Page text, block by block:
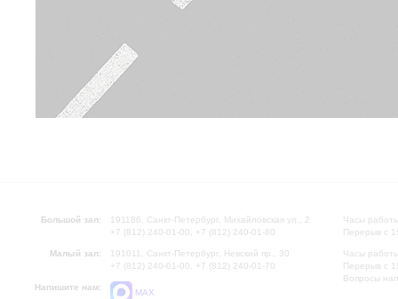
Большой зал:
191186, Санкт-Петербург, Михайловская ул., 2
+7 (812) 240-01-00, +7 (812) 240-01-80
Малый зал:
191011, Санкт-Петербург, Невский пр., 30
+7 (812) 240-01-00, +7 (812) 240-01-70
Напишите нам:
MAX
Часы
Перерыв с
Часы
Перерыв с
Вопросы